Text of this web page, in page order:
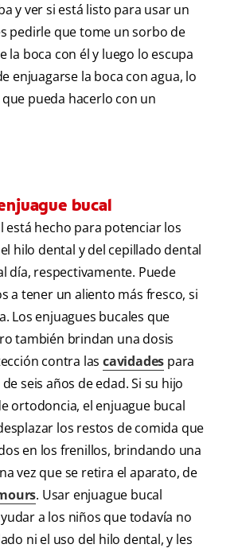
y ver si está listo para usar un
pedirle que tome un sorbo de
la boca con él y luego lo escupa
enjuagarse la boca con agua, lo
pueda hacerlo con un
bucal
está hecho para potenciar los
hilo dental y del cepillado dental
día, respectivamente. Puede
a tener un aliento más fresco, si
Los enjuagues bucales que
también brindan una dosis
contra lascavidades para
seis años de edad. Si su hijo
ortodoncia, el enjuague bucal
los restos de comida que
en los frenillos, brindando una
vez que se retira el aparato, de
. Usar enjuague bucal
a los niños que todavía no
ni el uso del hilo dental, y les